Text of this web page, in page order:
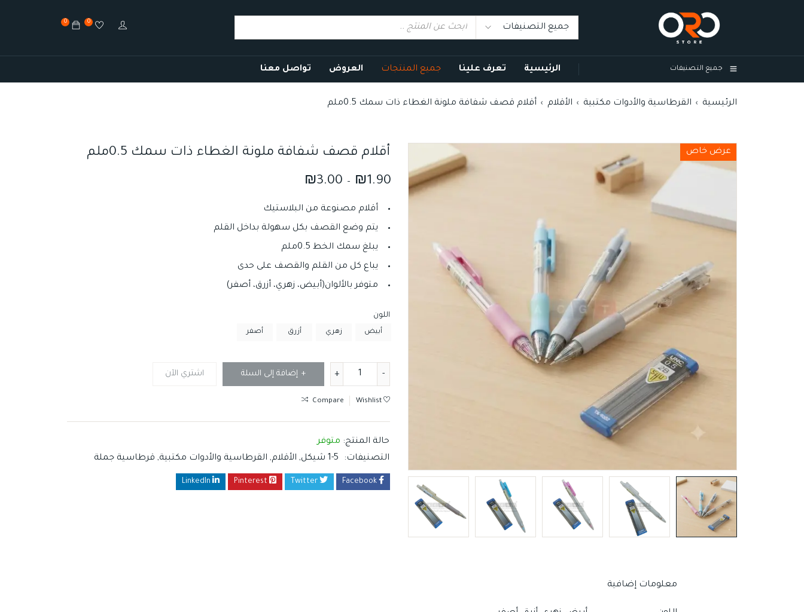
0 0
جميع التصنيفات الرئيسية تعرف علينا جميع المنتجات العروض تواصل معنا
الرئيسية › القرطاسية والأدوات مكتبية › الأقلام › أقلام قصف شفافة ملونة الغطاء ذات سمك 0.5ملم
عرض خاص
أقلام قصف شفافة ملونة الغطاء ذات سمك 0.5ملم
₪1.90
–
₪3.00
أقلام مصنوعة من البلاستيك
يتم وضع القصف بكل سهولة بداخل القلم
يبلغ سمك الخط 0.5ملم
يباع كل من القلم والقصف على حدى
متوفر بالألوان(أبيض، زهري، أزرق، أصفر)
اللون
أبيض زهري أزرق أصفر
إضافة إلى السلة اشتري الآن
Wishlist
Compare
حالة المنتج: متوفر
التصنيفات:
1-5 شيكل , الأقلام, القرطاسية والأدوات مكتبية, قرطاسية جملة
Facebook
Twitter
Pinterest
LinkedIn
معلومات إضافية